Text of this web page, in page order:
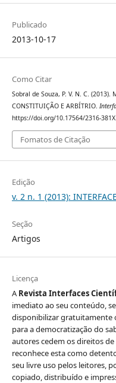
Publicado
2013-10-17
Como Citar
Sobral de Souza, P. V. N. C. (2013).
CONSTITUIÇÃO E ARBÍTRIO.
https://doi.org/10.17564/2316-
Fomatos de Citação
Edição
v. 2 n. 1 (2013):
Seção
Artigos
Licença
ARevista Interfaces
imediato ao seu conteúdo,
disponibilizar gratuitamente
para a democratização do
autores cedem os direitos
reconhece esta como
seu livre uso pelos leitores,
copiado, distribuído e